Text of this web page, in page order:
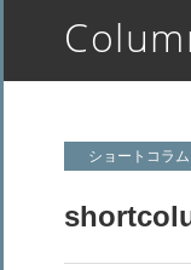
ショートコラム